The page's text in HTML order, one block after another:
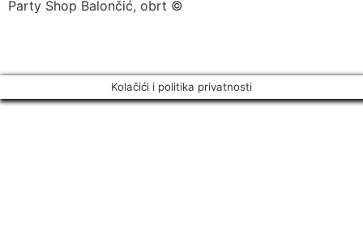
Party Shop Balončić, obrt ©
Kolačići i politika privatnosti